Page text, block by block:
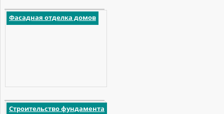
Фасадная отделка домов
Строительство фундамента